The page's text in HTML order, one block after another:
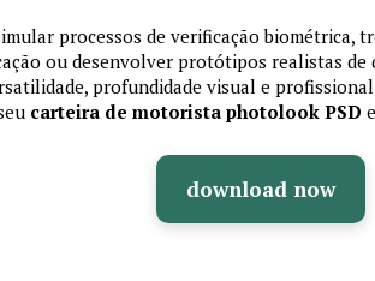
processos de verificação biométrica,
ou desenvolver protótipos realistas de
profundidade visual e
carteira de motorista photolook PSD
download now